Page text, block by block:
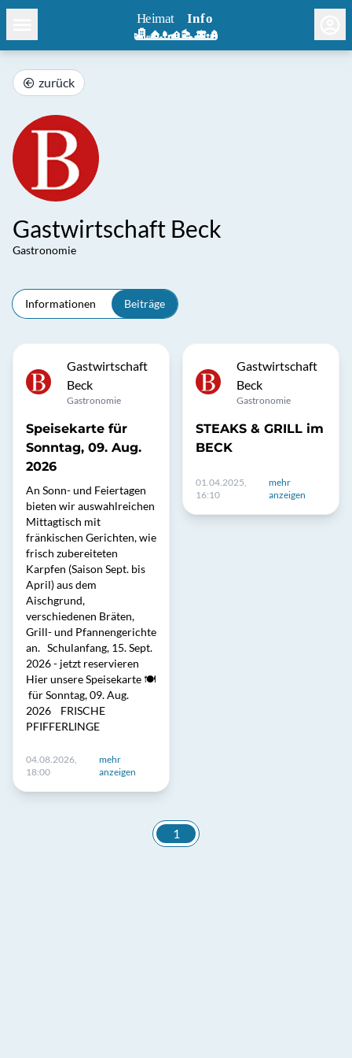
zurück
Gastwirtschaft Beck
Gastronomie
Informationen Beiträge
Gastwirtschaft
Beck
Gastronomie
Speisekarte für
Sonntag, 09. Aug.
2026
An Sonn- und Feiertagen
bieten wir auswahlreichen
Mittagtisch mit
fränkischen Gerichten, wie
frisch zubereiteten
Karpfen (Saison Sept. bis
April) aus dem
Aischgrund,
verschiedenen Bräten,
Grill- und Pfannengerichte
an. Schulanfang, 15. Sept.
2026 - jetzt reservieren
Hier unsere Speisekarte 🍽
️ für Sonntag, 09. Aug.
2026 FRISCHE
PFIFFERLINGE
04.08.2026,
18:00
mehr
anzeigen
Gastwirtschaft
Beck
Gastronomie
STEAKS & GRILL im
BECK
01.04.2025,
16:10
mehr
anzeigen
1